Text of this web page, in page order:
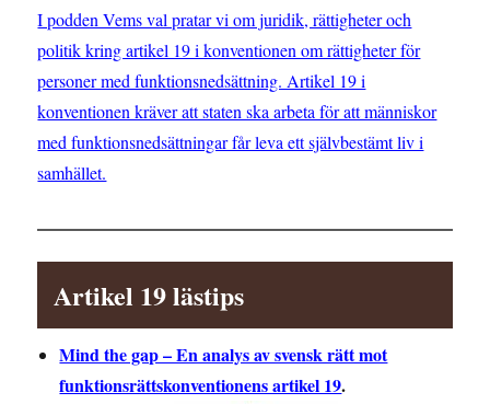
I podden Vems val pratar vi om juridik, rättigheter och
politik kring artikel 19 i konventionen om rättigheter för
personer med funktionsnedsättning. Artikel 19 i
konventionen kräver att staten ska arbeta för att människor
med funktionsnedsättningar får leva ett självbestämt liv i
samhället.
Artikel 19 lästips
Mind the gap – En analys av svensk rätt mot
funktionsrättskonventionens artikel 19.